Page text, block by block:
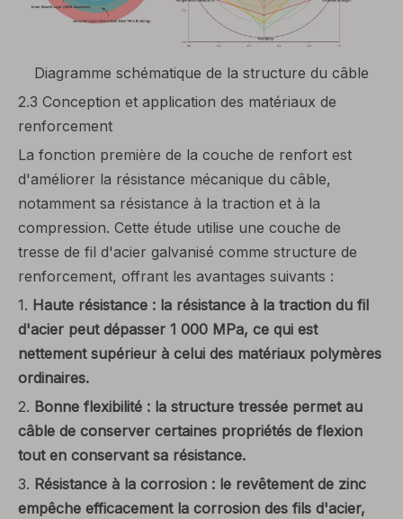
Diagramme schématique de la structure du câble
2.3 Conception et application des matériaux de
renforcement
La fonction première de la couche de renfort est
d'améliorer la résistance mécanique du câble,
notamment sa résistance à la traction et à la
compression. Cette étude utilise une couche de
tresse de fil d'acier galvanisé comme structure de
renforcement, offrant les avantages suivants :
1. Haute résistance : la résistance à la traction du fil
d'acier peut dépasser 1 000 MPa, ce qui est
nettement supérieur à celui des matériaux polymères
ordinaires.
2. Bonne flexibilité : la structure tressée permet au
câble de conserver certaines propriétés de flexion
tout en conservant sa résistance.
3. Résistance à la corrosion : le revêtement de zinc
empêche efficacement la corrosion des fils d'acier,